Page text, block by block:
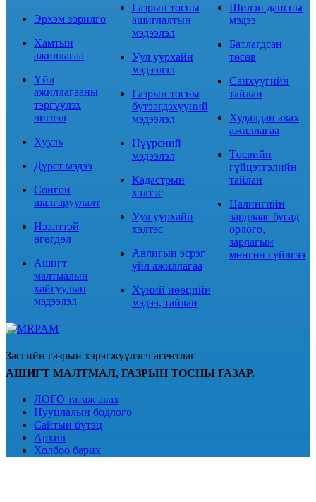
Эрхэм зорилго
Хамтын
ажиллагаа
Үйл
ажиллагааны
тэргүүлэх
чиглэл
Хууль
Дүрст мэдээ
Сонгон
шалгаруулалт
Нээлттэй
өгөгдөл
Ашигт
малтмалын
хайгуулын
мэдээлэл
Газрын тосны
ашиглалтын
мэдээлэл
Уул уурхайн
мэдээлэл
Газрын тосны
бүтээгдэхүүний
мэдээлэл
Нүүрсний
мэдээлэл
Кадастрын
хэлтэс
Уул уурхайн
хэлтэс
Авлигын эсрэг
үйл ажиллагаа
Хүний нөөцийн
мэдээ, тайлан
Шилэн дансны
мэдээ
Батлагдсан
төсөв
Санхүүгийн
тайлан
Худалдан авах
ажиллагаа
Төсвийн
гүйцэтгэлийн
тайлан
Цалингийн
зардлаас бусад
орлого,
зарлагын
мөнгөн гүйлгээ
Засгийн газрын хэрэгжүүлэгч агентлаг
АШИГТ МАЛТМАЛ, ГАЗРЫН ТОСНЫ ГАЗАР.
ЛОГО татаж авах
Нууцлалын бодлого
Сайтын бүтэц
Архив
Холбоо барих